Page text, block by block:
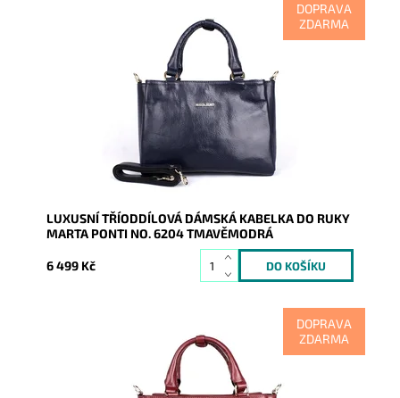
DOPRAVA
ZDARMA
Tříoddílová luxusní kožená dámská kabelka do ruky
ideální velikosti portugalské značky Marta Ponti v
Skladem
9962
Marta Ponti
2 roky
LUXUSNÍ TŘÍODDÍLOVÁ DÁMSKÁ KABELKA DO RUKY
MARTA PONTI NO. 6204 TMAVĚMODRÁ
6 499 Kč
DOPRAVA
ZDARMA
Tříoddílová luxusní kožená dámská kabelka do ruky
ideální velikosti portugalské značky Marta Ponti v